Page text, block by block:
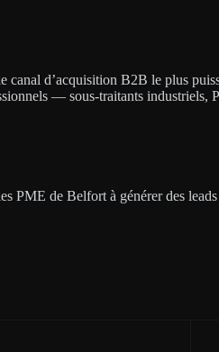
d’acquisition B2B le plus
— sous-traitants
PME de Belfort à générer des